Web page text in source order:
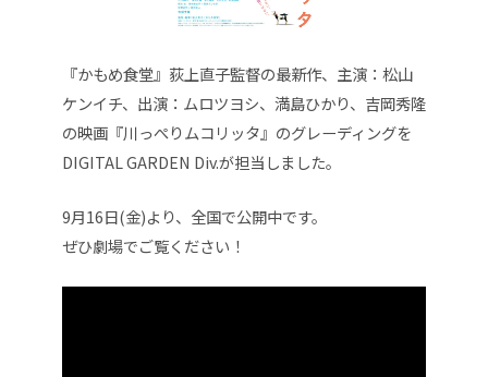
『かもめ食堂』荻上直子監督の最新作、主演：松山
ケンイチ、出演：ムロツヨシ、満島ひかり、吉岡秀隆
の映画『川っぺりムコリッタ』のグレーディングを
DIGITAL GARDEN Div.が担当しました。
9月16日(金)より、全国で公開中です。
ぜひ劇場でご覧ください！